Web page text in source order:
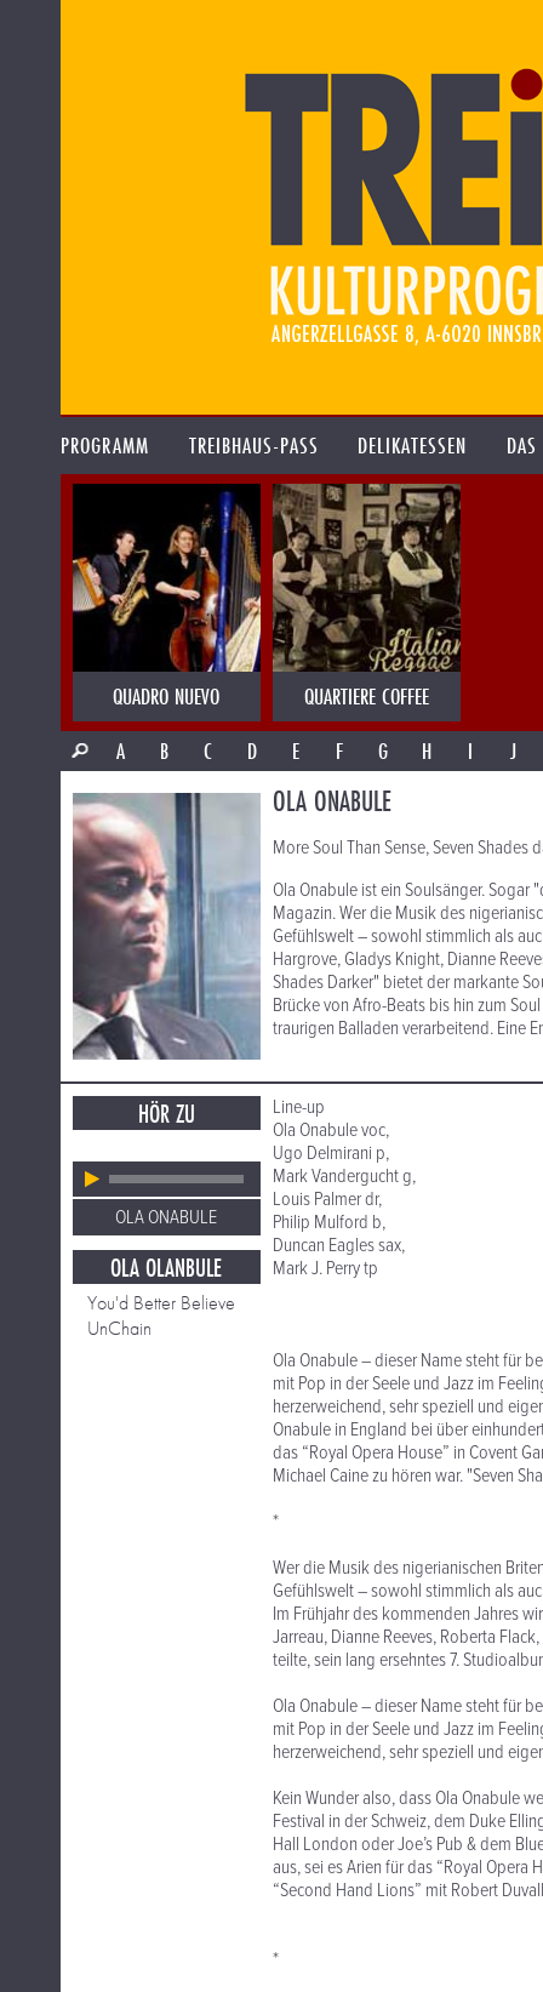
PROGRAMM TREIBHAUS-PASS DELIKATESSEN
QUADRO NUEVO
QUARTIERE COFFEE
A
B C D E F G H I J
OLA ONABULE
More Soul Than Sense, Seven
Ola Onabule ist ein Soulsänger. Sogar
Magazin. Wer die Musik des
Gefühlswelt – sowohl stimmlich als
Hargrove, Gladys Knight, Dianne
Shades Darker" bietet der markante
Brücke von Afro-Beats bis hin zum
traurigen Balladen verarbeitend. Eine
HÖR ZU
OLA ONABULE
OLA OLANBULE
You'd Better Believe
UnChain
Line-up
Ola Onabule voc,
Ugo Delmirani p,
Mark Vandergucht g,
Louis Palmer dr,
Philip Mulford b,
Duncan Eagles sax,
Mark J. Perry tp
Ola Onabule – dieser Name steht für
mit Pop in der Seele und Jazz im
herzerweichend, sehr speziell und
Onabule in England bei über
das “Royal Opera House” in Covent
Michael Caine zu hören war. "Seven
*
Wer die Musik des nigerianischen
Gefühlswelt – sowohl stimmlich als
Im Frühjahr des kommenden Jahres
Jarreau, Dianne Reeves, Roberta
teilte, sein lang ersehntes 7.
Ola Onabule – dieser Name steht für
mit Pop in der Seele und Jazz im
herzerweichend, sehr speziell und
Kein Wunder also, dass Ola Onabule
Festival in der Schweiz, dem Duke
Hall London oder Joe’s Pub & dem
aus, sei es Arien für das “Royal
“Second Hand Lions” mit Robert
*